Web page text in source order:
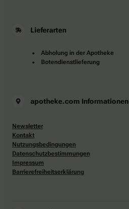
Lieferarten
Abholung in der Apotheke
Botendienstlieferung
apotheke.com Informationen
Newsletter
Kontakt
Nutzungsbedingungen
Datenschutzbestimmungen
Impressum
Barrierefreiheitserklärung